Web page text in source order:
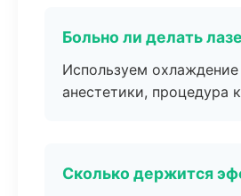
Больно ли делать
Используем охлаждение
анестетики, процедура
Сколько держится